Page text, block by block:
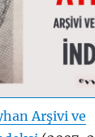
Arşivi ve